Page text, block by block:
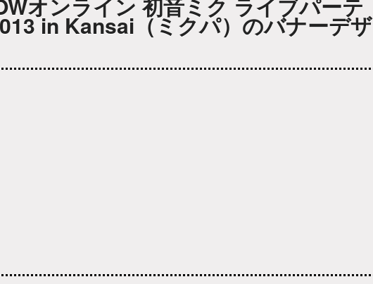
in Kansai（ミクパ）のバナーデザ